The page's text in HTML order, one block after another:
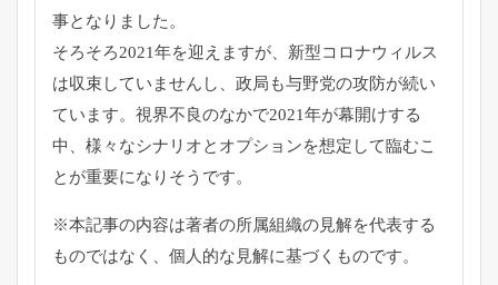
事となりました。
そろそろ2021年を迎えますが、新型コロナウィルス
は収束していませんし、政局も与野党の攻防が続い
ています。視界不良のなかで2021年が幕開けする
中、様々なシナリオとオプションを想定 して臨むこ
とが重要になりそうです。
※本記事の内容は著者の所属組織の見解を代表する
ものではなく、 個人的な見解に基づくものです。